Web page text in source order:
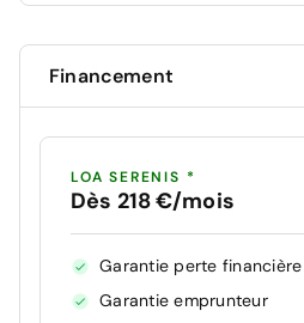
Financement
LOA SERENIS *
Dès 218 €/mois
Garantie perte financière
Garantie emprunteur